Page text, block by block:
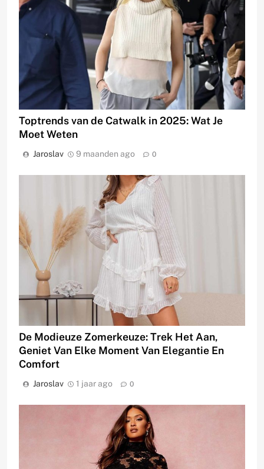
Toptrends van de Catwalk in 2025: Wat Je
Moet Weten
Jaroslav 9 maanden ago 0
De Modieuze Zomerkeuze: Trek Het Aan,
Geniet Van Elke Moment Van Elegantie En
Comfort
Jaroslav 1 jaar ago 0